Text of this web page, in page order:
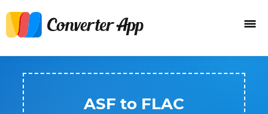
ASF to FLAC